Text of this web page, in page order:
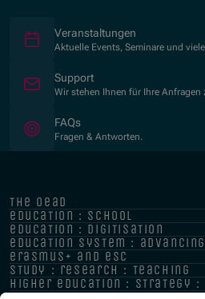
Veranstaltungen
Aktuelle Events, Seminare und
Support
Wir stehen Ihnen für Ihre Anfragen
FAQs
Fragen & Antworten.
the oead
education : school
education : digitisation
education system :
erasmus+ and esc
study : research : teaching
higher education : strategy